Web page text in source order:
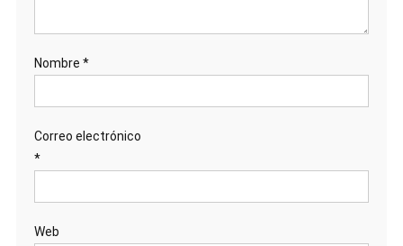
Nombre *
Correo electrónico
*
Web